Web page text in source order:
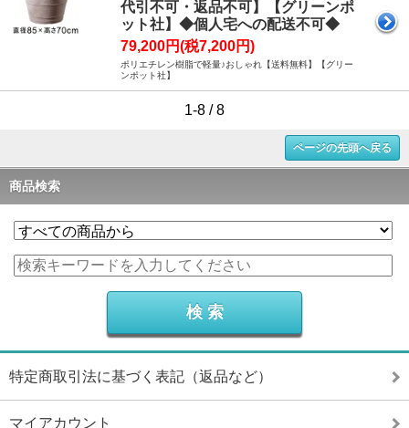
代引不可・返品不可】【グリーンポ
ット社】◆個人宅への配送不可◆
79,200円(税7,200円)
ポリエチレン樹脂で軽量♪おしゃれ【送料無料】【グリー
ンポット社】
1-8 / 8
ページの先頭へ戻る
商品検索
特定商取引法に基づく表記（返品など）
マイアカウント